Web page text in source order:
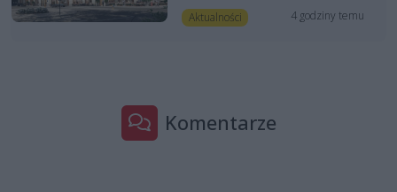
Aktualności 4 godziny temu
Komentarze